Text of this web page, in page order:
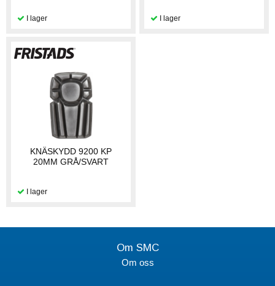
KNÄSKYDD 9200 KP
20MM GRÅ/SVART
Om SMC
Om oss